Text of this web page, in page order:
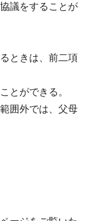
議をすることが
ときは、前二項
とができる。
囲外では、父母